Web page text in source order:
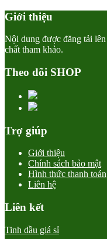
Giới thiệu
Nội dung được đăng tải
chất tham khảo.
Theo dõi SHOP
Trợ giúp
Giới thiệu
Chính sách bảo mật
Hình thức thanh toán
Liên hệ
Liên kết
Tinh dầu giá sỉ